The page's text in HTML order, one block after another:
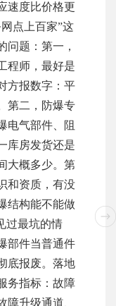
速度比价格更
点上百家”这
问题：第一，
程师，最好是
方报数字：平
第二，防爆专
电气部件、阻
库房发货还是
大概多少。第
和资质，有没
结构能不能做
过最坑的情
部件当普通件
底报废。落地
务指标：故障
障升级通道、